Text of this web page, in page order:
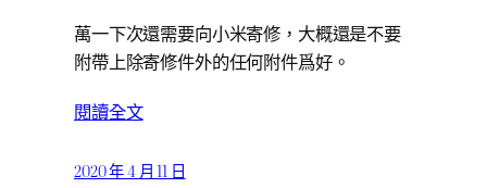
萬一下次還需要向小米寄修，大概還是不要
附帶上除寄修件外的任何附件爲好。
閱讀全文
2020 年 4 月 11 日